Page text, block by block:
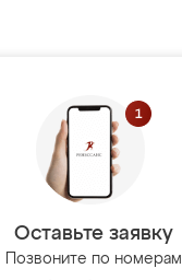
Оставьте заявку
Позвоните по номерам